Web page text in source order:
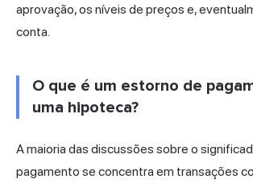
aprovação, os níveis de preços e,
conta.
O que é um estorno de
uma hipoteca?
A maioria das discussões sobre o
pagamento se concentra em transações